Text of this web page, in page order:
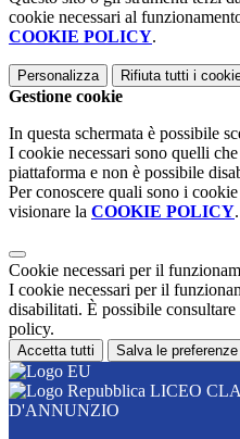
cookie necessari al
COOKIE POLICY.
Personalizza Rifiuta tutti i
Gestione cookie
In questa schermata è possibile
I cookie necessari sono quelli
piattaforma e non è possibile
Per conoscere quali sono i
visionare la COOKIE POLICY.
Cookie necessari per il
I cookie necessari per il
disabilitati. È possibile
policy.
Accetta tutti Salva le preferenze
LICEO
D'ANNUNZIO